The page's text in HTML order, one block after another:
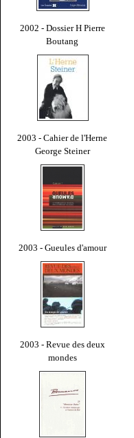
2002 - Dossier H Pierre
Boutang
2003 - Cahier de l'Herne
George Steiner
2003 - Gueules d'amour
2003 - Revue des deux
mondes